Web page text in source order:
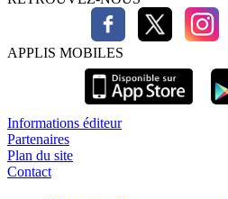
APPLIS MOBILES
Informations éditeur
Partenaires
Plan du site
Contact